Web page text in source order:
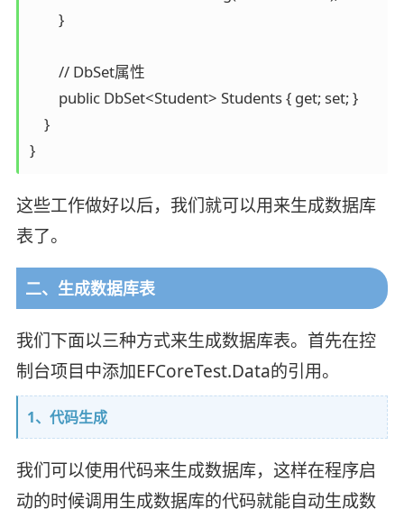
        }
        // DbSet属性
        public DbSet<Student> Students { get; set; }
    }
}
这些工作做好以后，我们就可以用来生成数据库
表了。
二、生成数据库表
我们下面以三种方式来生成数据库表。首先在控
制台项目中添加EFCoreTest.Data的引用。
1、代码生成
我们可以使用代码来生成数据库，这样在程序启
动的时候调用生成数据库的代码就能自动生成数